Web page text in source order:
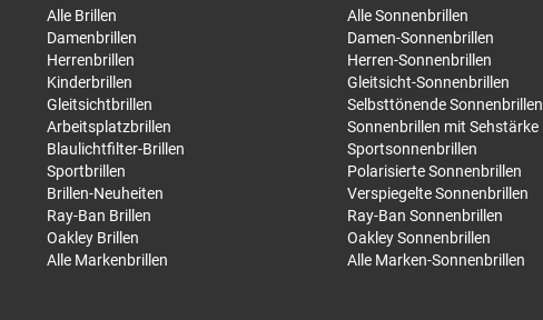
Alle Brillen
Damenbrillen
Herrenbrillen
Kinderbrillen
Gleitsichtbrillen
Arbeitsplatzbrillen
Blaulichtfilter-Brillen
Sportbrillen
Brillen-Neuheiten
Ray-Ban Brillen
Oakley Brillen
Alle Markenbrillen
Alle Sonnenbrillen
Damen-Sonnenbrillen
Herren-Sonnenbrillen
Gleitsicht-Sonnenbrillen
Selbsttönende Sonnenbrillen
Sonnenbrillen mit Sehstärke
Sportsonnenbrillen
Polarisierte Sonnenbrillen
Verspiegelte Sonnenbrillen
Ray-Ban Sonnenbrillen
Oakley Sonnenbrillen
Alle Marken-Sonnenbrillen